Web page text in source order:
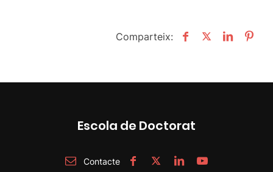
Comparteix:
Escola de Doctorat
Contacte